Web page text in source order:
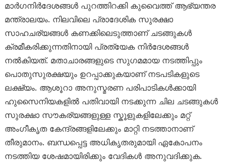
മാർഗനിർദേശങ്ങൾ പുറത്തിറക്കി കുവൈത്ത് ആഭ്യന്തര
മന്ത്രാലയം. നിലവിലെ പ്രാദേശിക സുരക്ഷാ
സാഹചര്യങ്ങൾ കണക്കിലെടുത്താണ് ചടങ്ങുകൾ
ക്രമീകരിക്കുന്നതിനായി പ്രത്യേക നിർദേശങ്ങൾ
നൽകിയത്. മതാചാരങ്ങളുടെ സുഗമമായ നടത്തിപ്പും
പൊതുസുരക്ഷയും ഉറപ്പാക്കുകയാണ് നടപടികളുടെ
ലക്ഷ്യം. ആശൂറാ അനുസ്മരണ പരിപാടികൾക്കായി
ഹുസൈനിയകളിൽ പതിവായി നടക്കുന്ന ചില ചടങ്ങുകൾ
സുരക്ഷാ സൗകര്യങ്ങളുള്ള സ്കൂളുകളിലേക്കും മറ്റ്
അംഗീകൃത കേന്ദ്രങ്ങളിലേക്കും മാറ്റി നടത്താനാണ്
തീരുമാനം. ബന്ധപ്പെട്ട അധികൃതരുമായി ഏകോപനം
നടത്തിയ ശേഷമായിരിക്കും വേദികൾ അനുവദിക്കുക.